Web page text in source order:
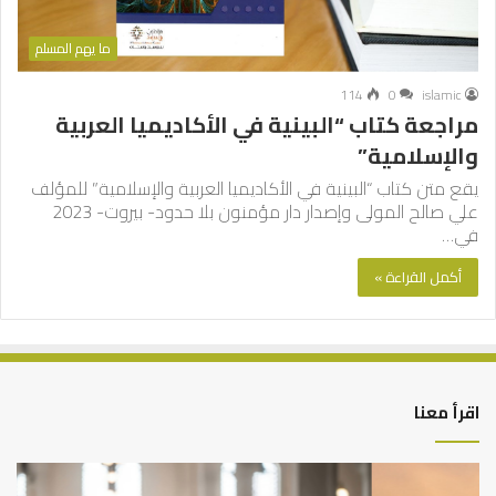
ما يهم المسلم
islamic
0
114
مراجعة كتاب “البينية في الأكاديميا العربية
والإسلامية”
يقع متن كتاب “البينية في الأكاديميا العربية والإسلامية” للمؤلف
علي صالح المولى وإصدار دار مؤمنون بلا حدود- بيروت- 2023
في…
أكمل القراءة »
اقرأ معنا
أهم